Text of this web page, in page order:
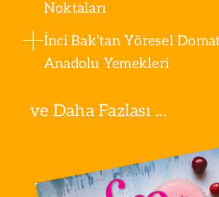
Noktaları
İnci Bak'tan Yöresel
Anadolu Yemekleri
ve Daha Fazlası ...